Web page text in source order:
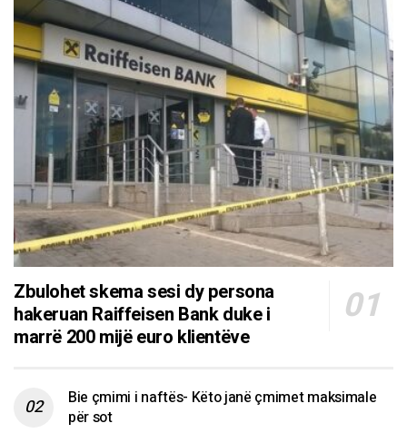
Zbulohet skema sesi dy persona
hakeruan Raiffeisen Bank duke i
marrë 200 mijë euro klientëve
Bie çmimi i naftës- Këto janë çmimet maksimale
për sot